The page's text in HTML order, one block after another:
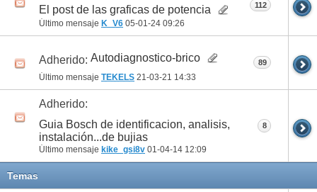
El post de las graficas de potencia
Último mensaje K_V6 05-01-24 09:26
112
Adherido: Autodiagnostico-brico
Último mensaje TEKELS 21-03-21 14:33
89
Adherido:
Guia Bosch de identificacion, analisis,
instalación...de bujias
Último mensaje kike_gsi8v 01-04-14 12:09
8
Temas